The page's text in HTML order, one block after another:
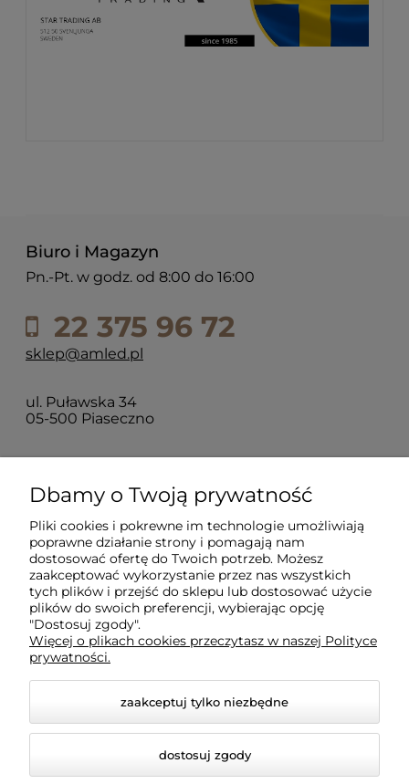
Biuro i Magazyn
Pn.-Pt. w godz. od 8:00 do 16:00
22 375 96 72
sklep@amled.pl
ul. Puławska 34
05-500 Piaseczno
Dla klientów
Informacje
O firmie
© 2026 amled.pl. Wszelkie prawa zastrzeżone.
Dbamy o Twoją prywatność
Pliki cookies i pokrewne im technologie umożliwiają
poprawne działanie strony i pomagają nam
dostosować ofertę do Twoich potrzeb. Możesz
zaakceptować wykorzystanie przez nas wszystkich
tych plików i przejść do sklepu lub dostosować użycie
plików do swoich preferencji, wybierając opcję
"Dostosuj zgody".
Więcej o plikach cookies przeczytasz w naszej Polityce
prywatności.
zaakceptuj tylko niezbędne
dostosuj zgody